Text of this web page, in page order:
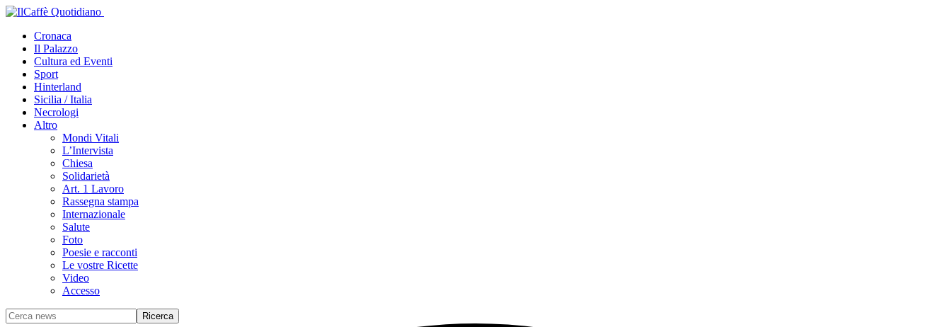
Cronaca
Il Palazzo
Cultura ed Eventi
Sport
Hinterland
Sicilia / Italia
Necrologi
Altro
Mondi Vitali
L’Intervista
Chiesa
Solidarietà
Art. 1 Lavoro
Rassegna stampa
Internazionale
Salute
Foto
Poesie e racconti
Le vostre Ricette
Video
Accesso